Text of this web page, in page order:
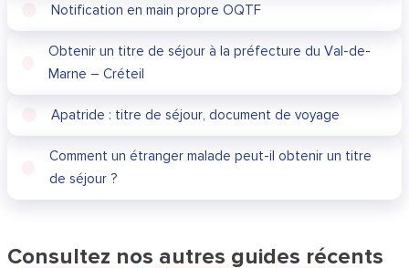
Notification en main propre OQTF
Obtenir un titre de séjour à la préfecture du Val-de-
Marne – Créteil
Apatride : titre de séjour, document de voyage
Comment un étranger malade peut-il obtenir un titre
de séjour ?
Consultez nos autres guides récents